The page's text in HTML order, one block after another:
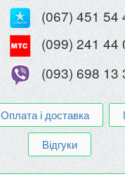
(067) 451 54
(099) 241 44
(093) 698 13
Оплата і доставка
Відгуки